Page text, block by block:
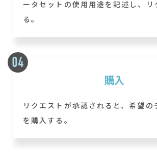
ータセットの使用用途を記述し、リ
る。
購入
リクエストが承認されると、希望の
を購入する。